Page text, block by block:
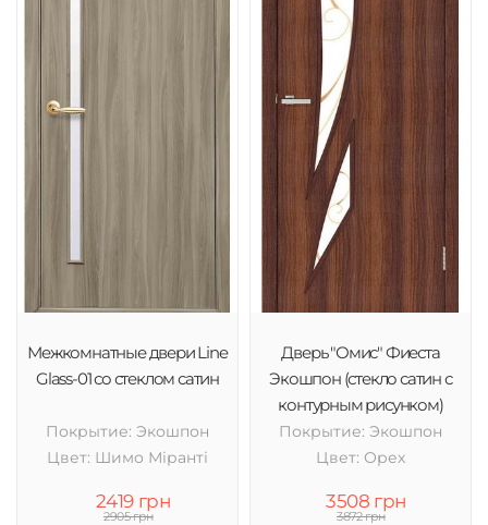
Межкомнатные двери Line
Glass-01 со стеклом сатин
Покрытие: Экошпон
Цвет: Шимо Міранті
2419 грн
2905 грн
Дверь "Омис" Фиеста
Экошпон (стекло сатин с
контурным рисунком)
Покрытие: Экошпон
Цвет: Орех
3508 грн
3872 грн